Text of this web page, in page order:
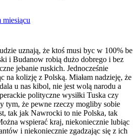
miesiącu
uznają, że ktoś musi byc w 100% be
i Budanow robią dużo dobrego i bez
jebanie ruskich. Jednocześnie
na kolizję z Polską. Miałam nadzieję, że
u nas kibol, nie jest wolą narodu a
polityczne wysiłki Tuska czy
tym, że pewne rzeczy mogliby sobie
tak jak Nawrocki to nie Polska, tak
wspierać kraj, niekoniecznie lubiąc
i niekoniecznie zgadzając się z ich